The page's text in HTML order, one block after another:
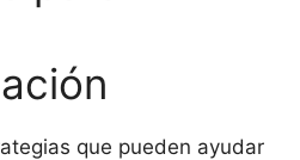
que pueden ayudar